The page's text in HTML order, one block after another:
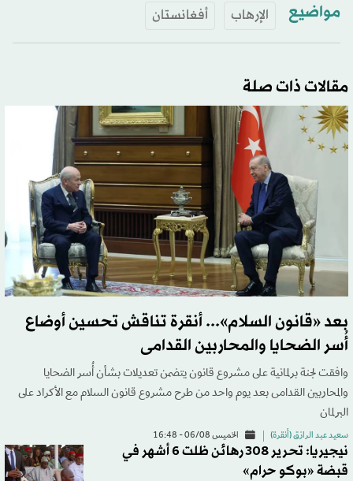
مواضيع الإرهاب أفغانستان
مقالات ذات صلة
بعد «قانون السلام»... أنقرة تناقش تحسين أوضاع
أُسر الضحايا والمحاربين القدامى
وافقت لجنة برلمانية على مشروع قانون يتضمن تعديلات بشأن أُسر الضحايا
والمحاربين القدامى بعد يوم واحد من طرح مشروع قانون السلام مع الأكراد على
البرلمان
سعيد عبد الرازق (أنقرة) الخميس 06/08 - 16:48
نيجيريا: تحرير 308 رهائن ظلت 6 أشهر في
قبضة «بوكو حرام»